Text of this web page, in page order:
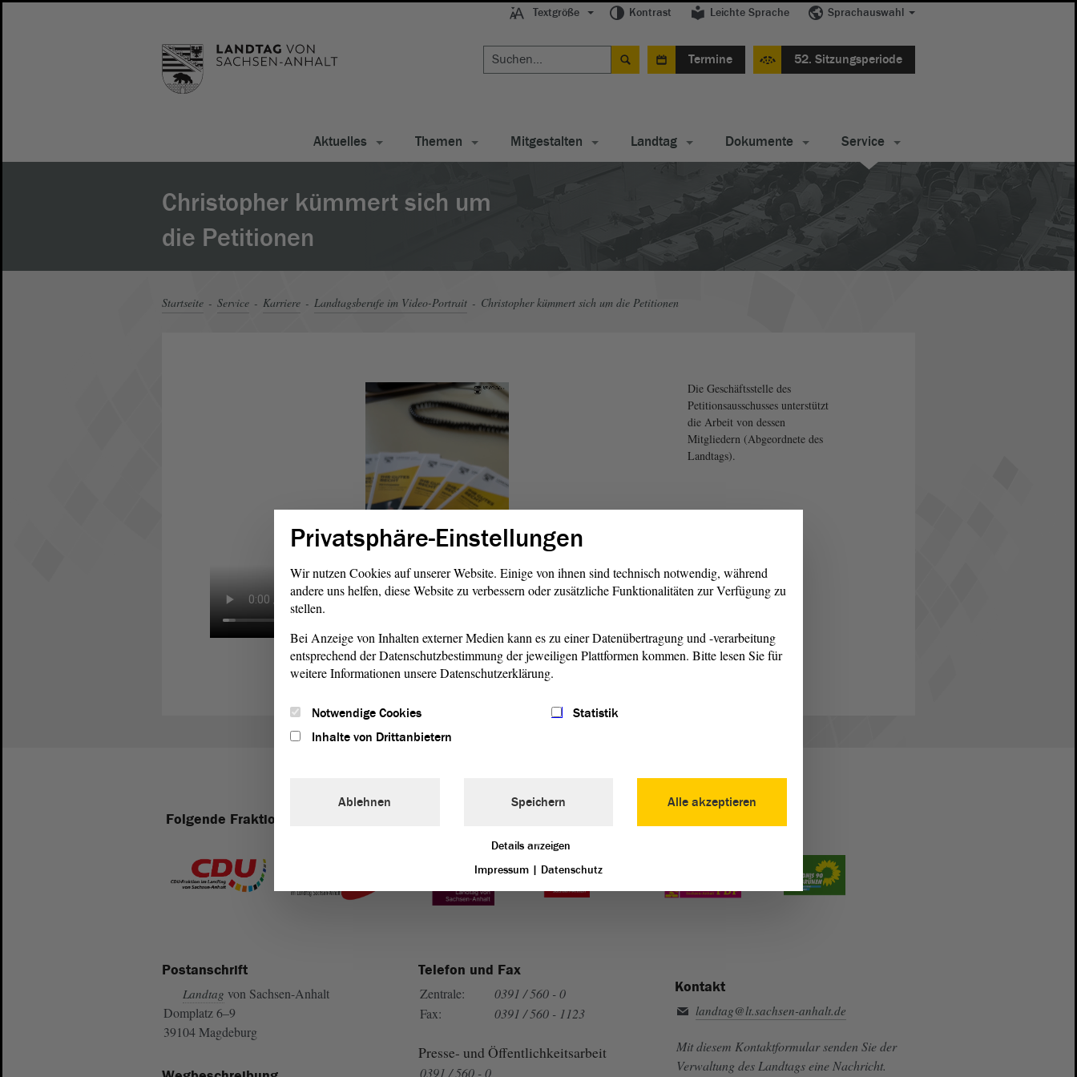
Textgröße Kontrast Leichte Sprache Sprachauswahl
Termine 52. Sitzungsperiode
Aktuelles Themen Mitgestalten Landtag Dokumente Service
Christopher kümmert sich um
die Petitionen
Startseite Service Karriere Landtagsberufe im Video-Portrait Christopher kümmert sich um die Petitionen
Die Geschäftsstelle des
Petitionsausschusses unterstützt
die Arbeit von dessen
Mitgliedern (Abgeordnete des
Landtags).
Folgende Fraktionen sind im Landtag von Sachsen-Anhalt vertreten:
Postanschrift
Landtag von Sachsen-Anhalt
Domplatz 6–9
39104 Magdeburg
Telefon und Fax
Zentrale:
0391 / 560 - 0
Fax:
0391 / 560 - 1123
Presse- und Öffentlichkeitsarbeit
0391 / 560 - 0
Kontakt
landtag@lt.sachsen-anhalt.de
Mit diesem Kontaktformular senden Sie der
Verwaltung des Landtags eine Nachricht.
Privatsphäre-Einstellungen
Wir nutzen Cookies auf unserer Website. Einige von ihnen sind technisch notwendig, während
andere uns helfen, diese Website zu verbessern oder zusätzliche Funktionalitäten zur Verfügung zu
stellen.
Bei Anzeige von Inhalten externer Medien kann es zu einer Datenübertragung und -verarbeitung
entsprechend der Datenschutzbestimmung der jeweiligen Plattformen kommen. Bitte lesen Sie für
weitere Informationen unsere Datenschutzerklärung.
Notwendige Cookies
Statistik
Inhalte von Drittanbietern
Alle akzeptieren
Ablehnen Speichern
Details anzeigen
Impressum | Datenschutz